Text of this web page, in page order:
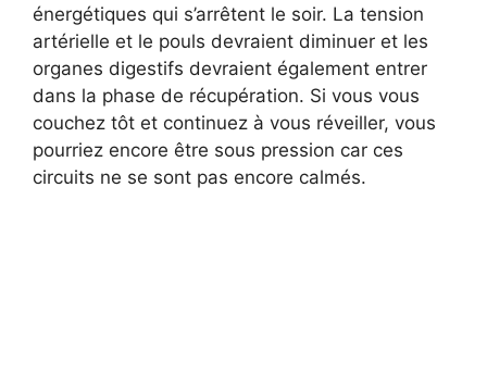
énergétiques qui s’arrêtent le soir. La tension
artérielle et le pouls devraient diminuer et les
organes digestifs devraient également entrer
dans la phase de récupération. Si vous vous
couchez tôt et continuez à vous réveiller, vous
pourriez encore être sous pression car ces
circuits ne se sont pas encore calmés.